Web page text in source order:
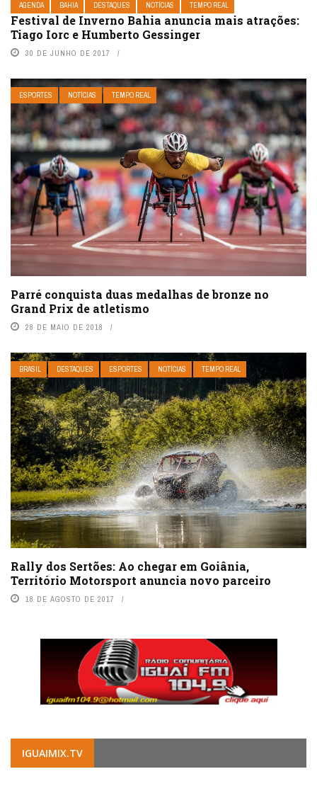
AGENDA BAHIA DESTAQUES NOTÍCIAS TEMPO REAL
Festival de Inverno Bahia anuncia mais atrações:
Tiago Iorc e Humberto Gessinger
30 DE JUNHO DE 2017
ESPORTES NOTÍCIAS TEMPO REAL
Parré conquista duas medalhas de bronze no
Grand Prix de atletismo
28 DE MAIO DE 2018
BRASIL DESTAQUES ESPORTES NOTÍCIAS TEMPO REAL
Rally dos Sertões: Ao chegar em Goiânia,
Território Motorsport anuncia novo parceiro
18 DE AGOSTO DE 2017
IGUAIMIX.TV